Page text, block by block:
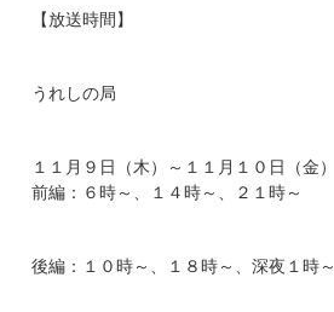
【放送時間】
うれしの局
１１月９日（木）～１１月１０日（金）
前編：６時～、１４時～、２１時～
後編：１０時～、１８時～、深夜１時～